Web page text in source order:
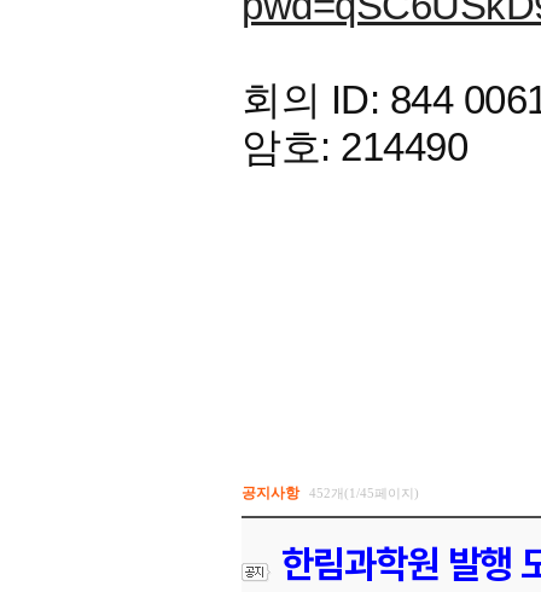
회의 ID: 844
암호: 214490
공지사항 452개(1/45페이지)
한림과학원 발행